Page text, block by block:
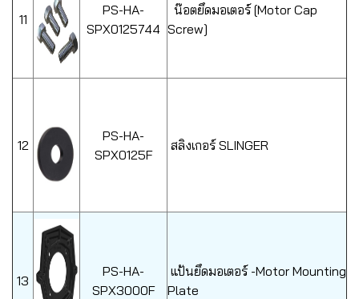
11
PS-HA-
SPX0125744
น๊อตยึดมอเตอร์ [Motor Cap
Screw]
12
PS-HA-
SPX0125F
สลิงเกอร์ SLINGER
13
PS-HA-
SPX3000F
แป้นยึดมอเตอร์ -Motor Mounting
Plate